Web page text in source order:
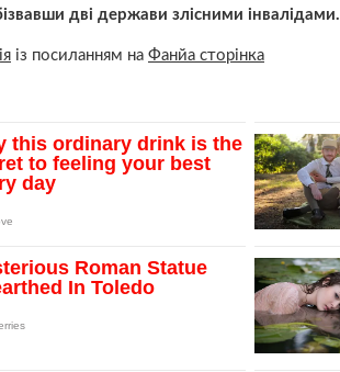
дві держави злісними інвалідами.
із посиланням на Фанйа сторінка